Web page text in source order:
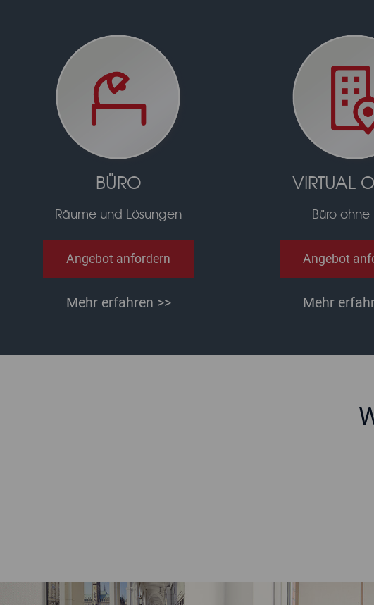
BÜRO
Räume und Lösungen
Angebot anfordern
Mehr erfahren >>
VIRTUAL
Büro ohne
Angebot
Mehr